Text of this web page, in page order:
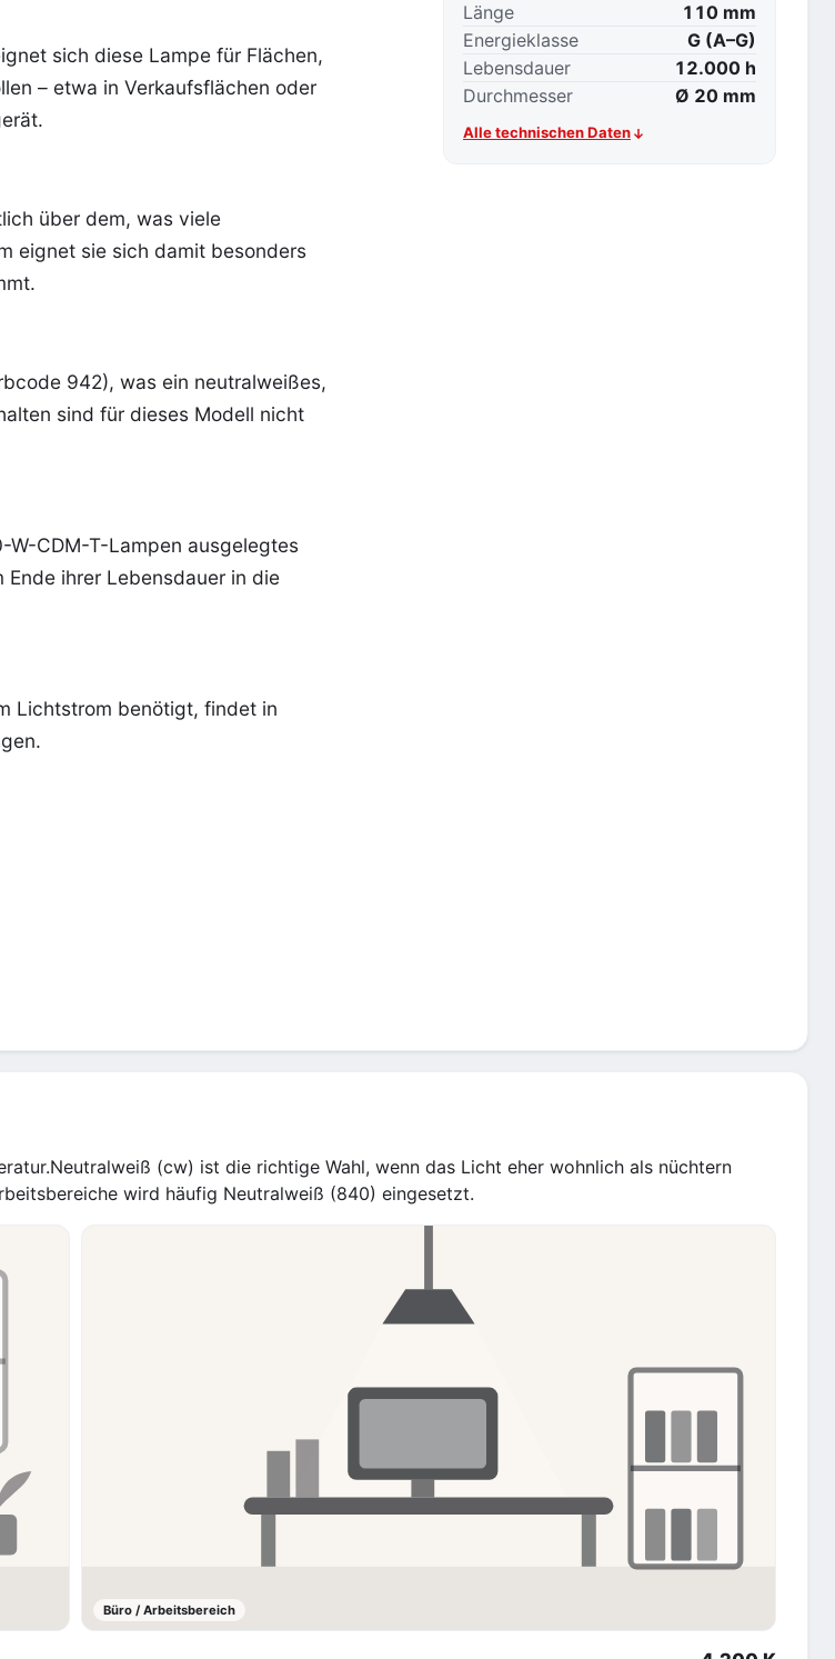
sich diese Lampe für Flächen,
– etwa in Verkaufsflächen oder
über dem, was viele
eignet sie sich damit besonders
942), was ein neutralweißes,
sind für dieses Modell nicht
W-CDM-T-Lampen ausgelegtes
ihrer Lebensdauer in die
Lichtstrom benötigt, findet in
Länge
110 mm
Energieklasse
G (A–G)
Lebensdauer
12.000 h
Durchmesser
Ø 20 mm
Alle technischen Daten
(cw) ist die richtige Wahl, wenn das Licht eher wohnlich als nüchtern
wird häufig Neutralweiß (840) eingesetzt.
Büro / Arbeitsbereich